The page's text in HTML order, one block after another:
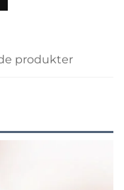
produkter